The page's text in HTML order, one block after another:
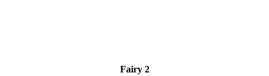
Fairy 2